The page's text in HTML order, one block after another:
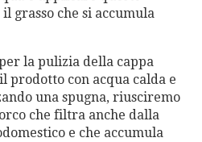
grasso che si accumula
la pulizia della cappa
prodotto con acqua calda e
una spugna, riusciremo
che filtra anche dalla
e che accumula